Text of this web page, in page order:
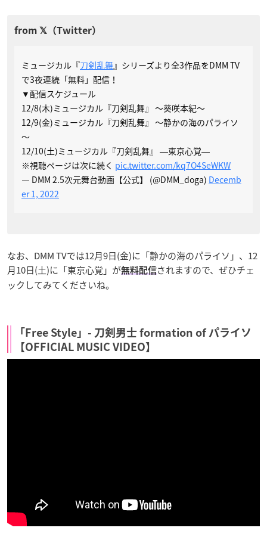
ミュージカル『刀剣乱舞』シリーズより全3作品をDMM TV
で3夜連続「無料」配信！
▼配信スケジュール
12/8(木)ミュージカル『刀剣乱舞』 ～葵咲本紀～
12/9(金)ミュージカル『刀剣乱舞』 ～静かの海のパライソ
～
12/10(土)ミュージカル『刀剣乱舞』 ―東京心覚―
※視聴ページは次に続く pic.twitter.com/kq7O4SeWKW
— DMM 2.5次元舞台動画【公式】 (@DMM_doga) Decemb
er 1, 2022
なお、DMM TVでは12月9日(金)に「静かの海のパライソ」、12
月10日(土)に「東京心覚」が無料配信されますので、ぜひチェ
ックしてみてくださいね。
「Free Style」- 刀剣男士 formation of パライソ
【OFFICIAL MUSIC VIDEO】